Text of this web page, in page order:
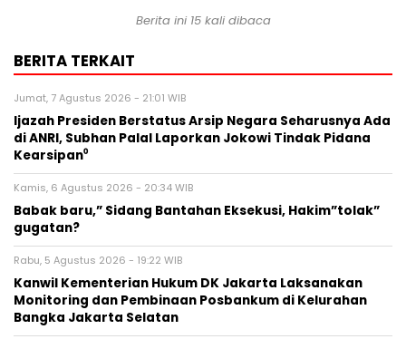
Berita ini 15 kali dibaca
BERITA TERKAIT
Jumat, 7 Agustus 2026 - 21:01 WIB
Ijazah Presiden Berstatus Arsip Negara Seharusnya Ada
di ANRI, Subhan Palal Laporkan Jokowi Tindak Pidana
Kearsipan⁰
Kamis, 6 Agustus 2026 - 20:34 WIB
Babak baru,” Sidang Bantahan Eksekusi, Hakim”tolak”
gugatan?
Rabu, 5 Agustus 2026 - 19:22 WIB
Kanwil Kementerian Hukum DK Jakarta Laksanakan
Monitoring dan Pembinaan Posbankum di Kelurahan
Bangka Jakarta Selatan